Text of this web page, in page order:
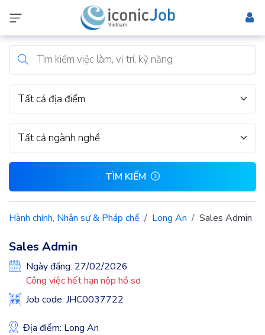
Tất cả địa điểm
Tất cả ngành nghề
TÌM KIẾM
Hành chính, Nhân sự & Pháp chế Long An Sales Admin
Sales Admin
Ngày đăng: 27/02/2026
Công việc hết hạn nộp hồ sơ
Job code: JHC0037722
Địa điểm: Long An